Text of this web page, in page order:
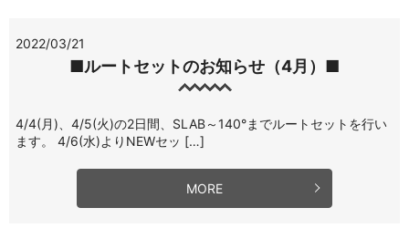
2022/03/21
■ルートセットのお知らせ（4月）■
4/4(月)、4/5(火)の2日間、SLAB～140°までルートセットを行い
ます。 4/6(水)よりNEWセッ […]
MORE